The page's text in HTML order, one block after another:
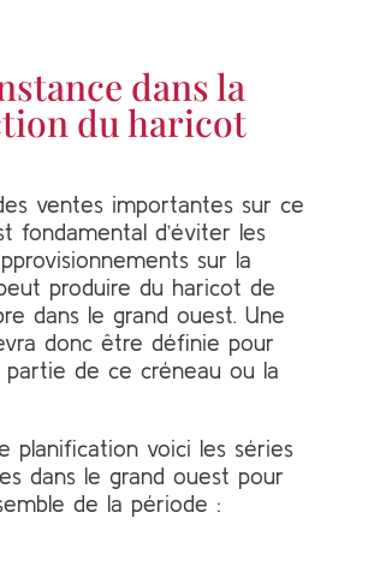
dans la
du haricot
ventes importantes sur ce
fondamental d’éviter les
sur la
produire du haricot de
dans le grand ouest. Une
donc être définie pour
de ce créneau ou la
planification voici les séries
dans le grand ouest pour
de la période :